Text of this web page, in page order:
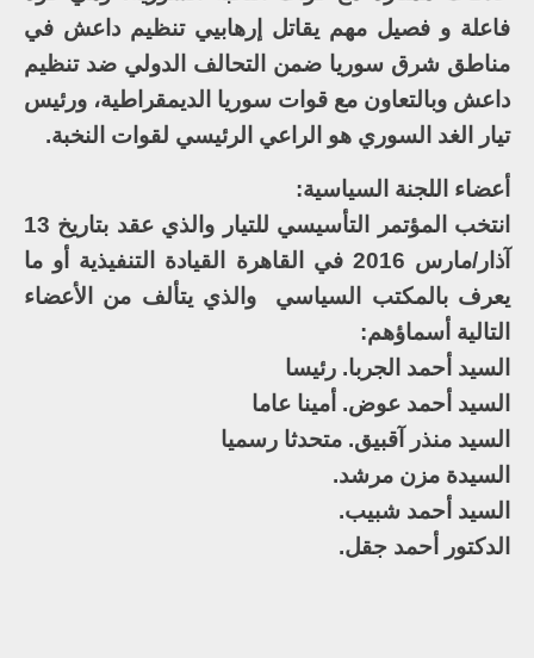
فاعلة و فصيل مهم يقاتل إرهابيي تنظيم داعش في
مناطق شرق سوريا ضمن التحالف الدولي ضد تنظيم
داعش وبالتعاون مع قوات سوريا الديمقراطية، ورئيس
تيار الغد السوري هو الراعي الرئيسي لقوات النخبة.
أعضاء اللجنة السياسية:
انتخب المؤتمر التأسيسي للتيار والذي عقد بتاريخ 13
آذار/مارس 2016 في القاهرة القيادة التنفيذية أو ما
يعرف بالمكتب السياسي والذي يتألف من الأعضاء
التالية أسماؤهم:
السيد أحمد الجربا. رئيسا
السيد أحمد عوض. أمينا عاما
السيد منذر آقبيق. متحدثا رسميا
السيدة مزن مرشد.
السيد أحمد شبيب.
الدكتور أحمد جقل.